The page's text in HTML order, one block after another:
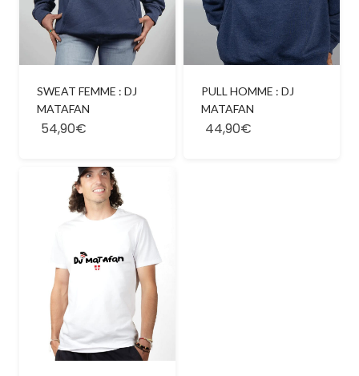
SWEAT FEMME : DJ
MATAFAN
54,90€
PULL HOMME : DJ
MATAFAN
44,90€